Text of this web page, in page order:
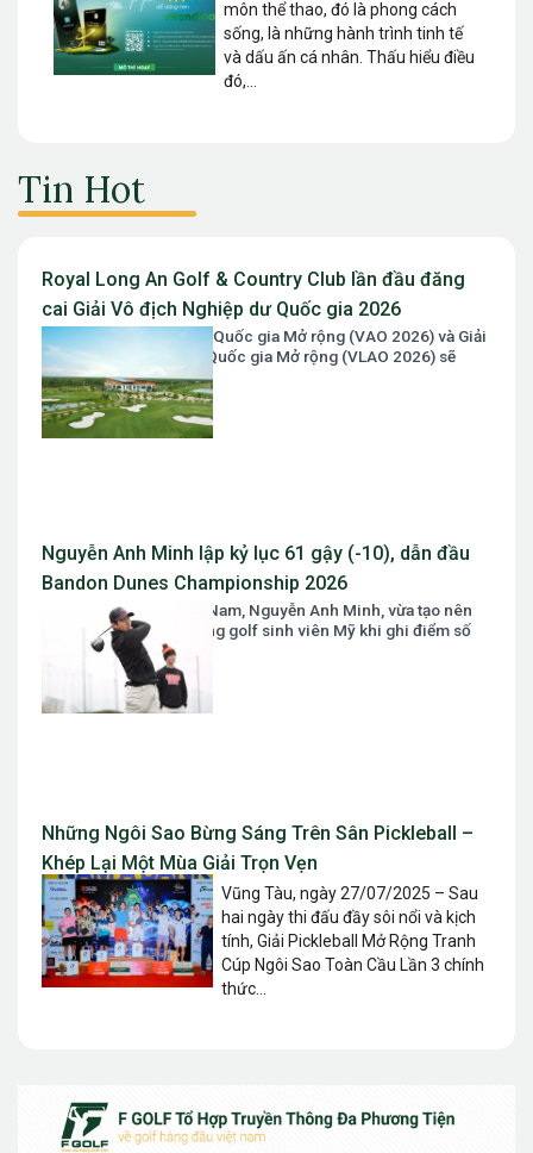
môn thể thao, đó là phong cách
sống, là những hành trình tinh tế
và dấu ấn cá nhân. Thấu hiểu điều
đó,...
Tin Hot
Royal Long An Golf & Country Club lần đầu đăng
cai Giải Vô địch Nghiệp dư Quốc gia 2026
Giải Vô địch Nghiệp dư Quốc gia Mở rộng (VAO 2026) và Giải
Vô địch Nữ Nghiệp dư Quốc gia Mở rộng (VLAO 2026) sẽ
chính thức diễn ra...
Nguyễn Anh Minh lập kỷ lục 61 gậy (-10), dẫn đầu
Bandon Dunes Championship 2026
Tài năng golf số 1 Việt Nam, Nguyễn Anh Minh, vừa tạo nên
một cơn địa chấn tại làng golf sinh viên Mỹ khi ghi điểm số
61 gậy...
Những Ngôi Sao Bừng Sáng Trên Sân Pickleball –
Khép Lại Một Mùa Giải Trọn Vẹn
Vũng Tàu, ngày 27/07/2025 – Sau
hai ngày thi đấu đầy sôi nổi và kịch
tính, Giải Pickleball Mở Rộng Tranh
Cúp Ngôi Sao Toàn Cầu Lần 3 chính
thức...